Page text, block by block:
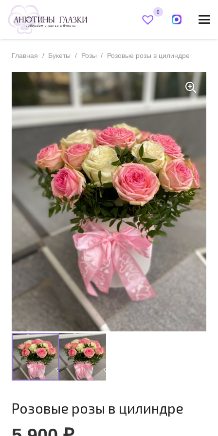
0
Главная / Букеты / Розы / Розовые розы в цилиндре
Розовые розы в цилиндре